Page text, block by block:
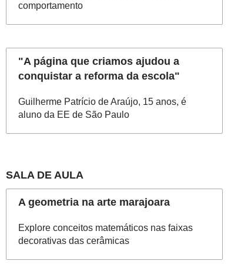
comportamento
"A página que criamos ajudou a
conquistar a reforma da escola"
Guilherme Patrício de Araújo, 15 anos, é
aluno da EE de São Paulo
SALA DE AULA
A geometria na arte marajoara
Explore conceitos matemáticos nas faixas
decorativas das cerâmicas